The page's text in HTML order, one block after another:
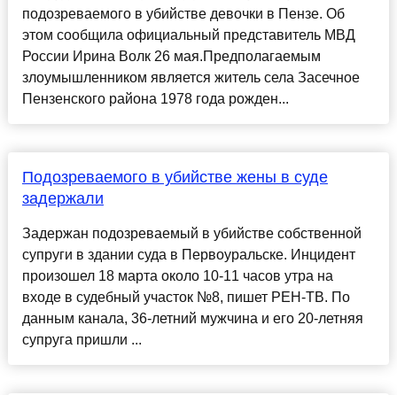
подозреваемого в убийстве девочки в Пензе. Об
этом сообщила официальный представитель МВД
России Ирина Волк 26 мая.Предполагаемым
злоумышленником является житель села Засечное
Пензенского района 1978 года рожден...
Подозреваемого в убийстве жены в суде
задержали
Задержан подозреваемый в убийстве собственной
супруги в здании суда в Первоуральске. Инцидент
произошел 18 марта около 10-11 часов утра на
входе в судебный участок №8, пишет РЕН-ТВ. По
данным канала, 36-летний мужчина и его 20-летняя
супруга пришли ...